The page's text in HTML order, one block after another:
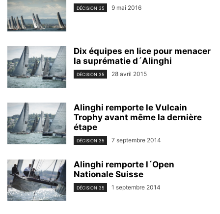
DÉCISION 35 9 mai 2016
Dix équipes en lice pour menacer
la suprématie d´Alinghi
DÉCISION 35 28 avril 2015
Alinghi remporte le Vulcain
Trophy avant même la dernière
étape
DÉCISION 35 7 septembre 2014
Alinghi remporte l´Open
Nationale Suisse
DÉCISION 35 1 septembre 2014